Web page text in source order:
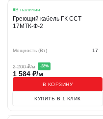
Акция
В наличии
Греющий кабель ГК ССТ
17МТК-Ф-2
Мощность (Вт) 17
2 200₽/м -28%
1 584 ₽/м
В КОРЗИНУ
КУПИТЬ В 1 КЛИК